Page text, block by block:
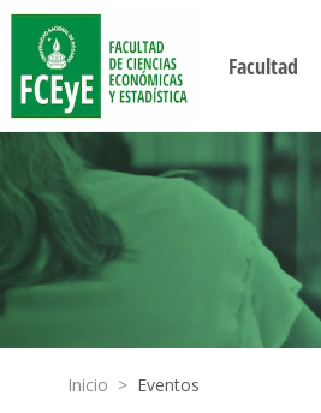
Facultad
Inicio > Eventos